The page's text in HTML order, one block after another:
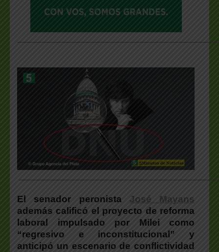
El senador peronista José Mayans
además calificó el proyecto de reforma
laboral impulsado por Milei como
“regresivo e inconstitucional” y
anticipó un escenario de conflictividad